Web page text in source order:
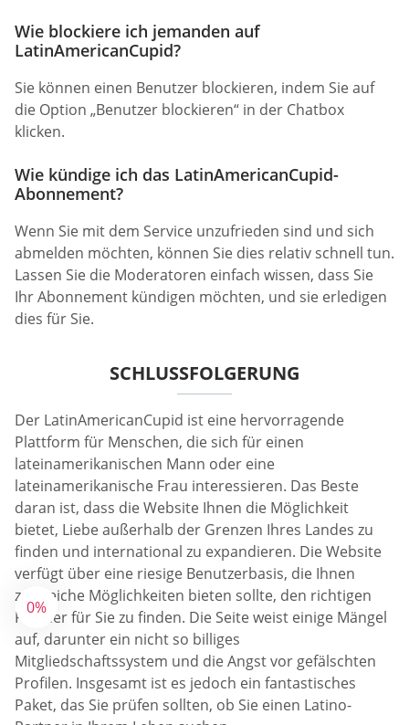
0%
Wie blockiere ich jemanden auf
LatinAmericanCupid?
Sie können einen Benutzer blockieren, indem Sie auf
die Option „Benutzer blockieren“ in der Chatbox
klicken.
Wie kündige ich das LatinAmericanCupid-
Abonnement?
Wenn Sie mit dem Service unzufrieden sind und sich
abmelden möchten, können Sie dies relativ schnell tun.
Lassen Sie die Moderatoren einfach wissen, dass Sie
Ihr Abonnement kündigen möchten, und sie erledigen
dies für Sie.
SCHLUSSFOLGERUNG
Der LatinAmericanCupid ist eine hervorragende
Plattform für Menschen, die sich für einen
lateinamerikanischen Mann oder eine
lateinamerikanische Frau interessieren. Das Beste
daran ist, dass die Website Ihnen die Möglichkeit
bietet, Liebe außerhalb der Grenzen Ihres Landes zu
finden und international zu expandieren. Die Website
verfügt über eine riesige Benutzerbasis, die Ihnen
zahlreiche Möglichkeiten bieten sollte, den richtigen
Partner für Sie zu finden. Die Seite weist einige Mängel
auf, darunter ein nicht so billiges
Mitgliedschaftssystem und die Angst vor gefälschten
Profilen. Insgesamt ist es jedoch ein fantastisches
Paket, das Sie prüfen sollten, ob Sie einen Latino-